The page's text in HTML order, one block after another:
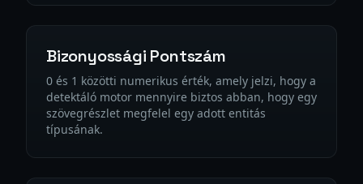
Bizonyossági Pontszám
0 és 1 közötti numerikus érték, amely jelzi, hogy a
detektáló motor mennyire biztos abban, hogy egy
szövegrészlet megfelel egy adott entitás
típusának.